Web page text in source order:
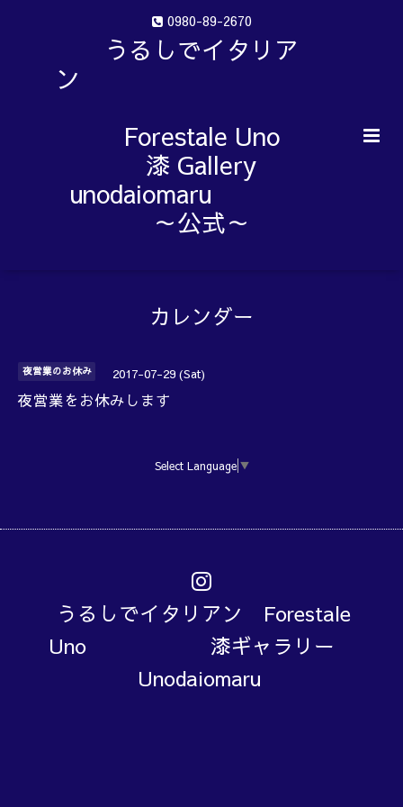
0980-89-2670
うるしでイタリア
ン
Forestale Uno
漆 Gallery
unodaiomaru
～公式～
カレンダー
夜営業のお休み 2017-07-29 (Sat)
夜営業をお休みします
Select Language ▼
うるしでイタリアン Forestale
Uno 漆ギャラリー
Unodaiomaru